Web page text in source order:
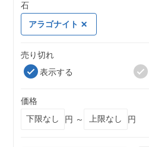
石
アラゴナイト
売り切れ
表示する
価格
円 ～
円